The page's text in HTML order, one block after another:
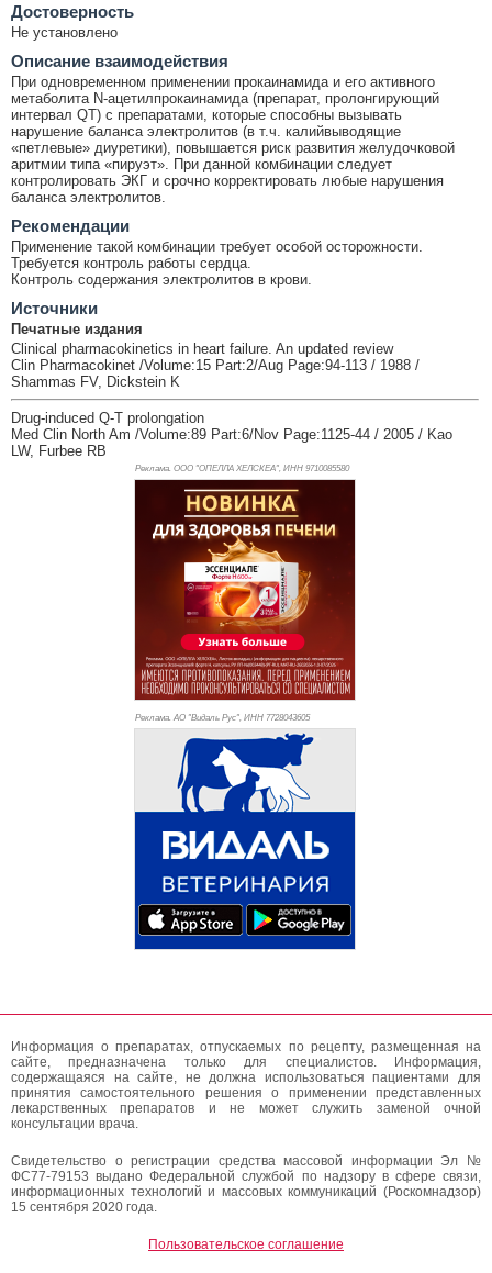
Достоверность
Не установлено
Описание взаимодействия
При одновременном применении прокаинамида и его активного
метаболита N-ацетилпрокаинамида (препарат, пролонгирующий
интервал QT) с препаратами, которые способны вызывать
нарушение баланса электролитов (в т.ч. калийвыводящие
«петлевые» диуретики), повышается риск развития желудочковой
аритмии типа «пируэт». При данной комбинации следует
контролировать ЭКГ и срочно корректировать любые нарушения
баланса электролитов.
Рекомендации
Применение такой комбинации требует особой осторожности.
Требуется контроль работы сердца.
Контроль содержания электролитов в крови.
Источники
Печатные издания
Clinical pharmacokinetics in heart failure. An updated review
Clin Pharmacokinet /Volume:15 Part:2/Aug Page:94-113 / 1988 /
Shammas FV, Dickstein K
Drug-induced Q-T prolongation
Med Clin North Am /Volume:89 Part:6/Nov Page:1125-44 / 2005 / Kao
LW, Furbee RB
Реклама. ООО "ОПЕЛЛА ХЕЛСКЕА", ИНН 9710085580
Реклама. АО "Видаль Рус", ИНН 7728043605
Информация о препаратах, отпускаемых по рецепту, размещенная на
сайте, предназначена только для специалистов. Информация,
содержащаяся на сайте, не должна использоваться пациентами для
принятия самостоятельного решения о применении представленных
лекарственных препаратов и не может служить заменой очной
консультации врача.
Свидетельство о регистрации средства массовой информации Эл №
ФС77-79153 выдано Федеральной службой по надзору в сфере связи,
информационных технологий и массовых коммуникаций (Роскомнадзор)
15 сентября 2020 года.
Пользовательское соглашение